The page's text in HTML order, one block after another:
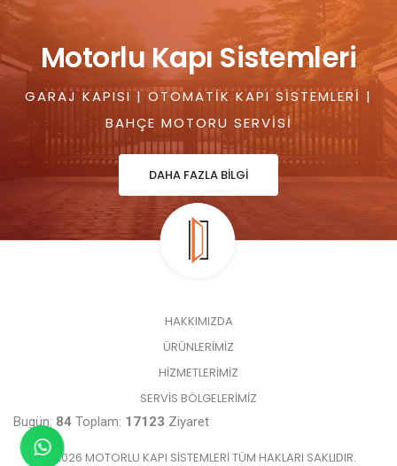
Motorlu Kapı Sistemleri
GARAJ KAPISI | OTOMATIK KAPI SISTEMLERI |
BAHÇE MOTORU SERVISI
DAHA FAZLA BİLGİ
HAKKIMIZDA
ÜRÜNLERİMİZ
HİZMETLERİMİZ
SERVİS BÖLGELERİMİZ
Bugün: 84 Toplam: 17123 Ziyaret
© 2026 MOTORLU KAPI SISTEMLERI TÜM HAKLARI SAKLIDIR.